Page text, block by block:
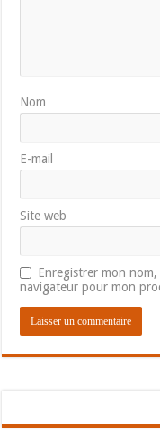
Nom
E-mail
Site web
Enregistrer mon
navigateur pour mon